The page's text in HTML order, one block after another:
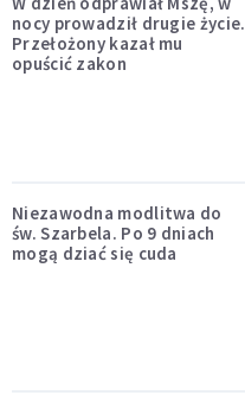
nocy prowadził drugie życie.
Przełożony kazał mu
opuścić zakon
Niezawodna modlitwa do
św. Szarbela. Po 9 dniach
mogą dziać się cuda